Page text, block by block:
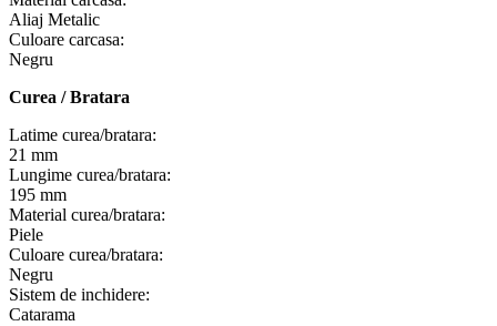
Aliaj Metalic
Culoare carcasa:
Negru
Curea / Bratara
Latime curea/bratara:
21 mm
Lungime curea/bratara:
195 mm
Material curea/bratara:
Piele
Culoare curea/bratara:
Negru
Sistem de inchidere:
Catarama